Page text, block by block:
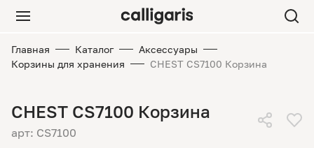
Главная Каталог
Аксессуары
Корзины для хранения
CHEST CS7100 Корзина
CHEST CS7100 Корзина
арт: CS7100